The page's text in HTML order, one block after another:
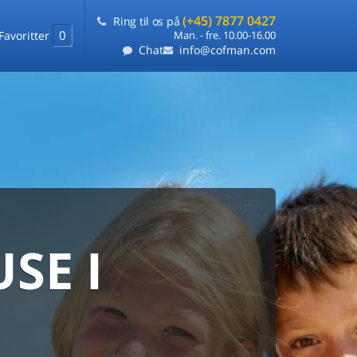
Favoritter 0
Ring til os på (+45) 7877 0427
Man. - fre. 10.00-16.00
Chat info@cofman.com
I
laveste pris
ét sted